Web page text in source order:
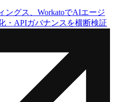
ングス、WorkatoでAIエージ
・APIガバナンスを横断検証